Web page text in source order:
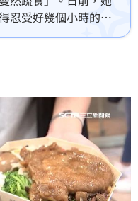
忍受好幾個小時的排
節「素食車廂」。貼